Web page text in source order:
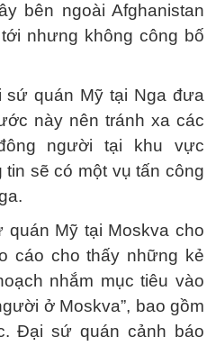
bên ngoài Afghanistan
nhưng không công bố
quán Mỹ tại Nga đưa
này nên tránh xa các
người tại khu vực
sẽ có một vụ tấn công
Mỹ tại Moskva cho
cáo cho thấy những kẻ
nhắm mục tiêu vào
ở Moskva”, bao gồm
Đại sứ quán cảnh báo